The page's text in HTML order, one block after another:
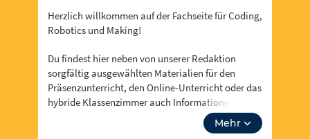
Herzlich willkommen auf der Fachseite für Coding,
Robotics und Making!
Du findest hier neben von unserer Redaktion
sorgfältig ausgewählten Materialien für den
Präsenzunterricht, den Online-Unterricht oder das
hybride Klassenzimmer auch Informationen zu
Events, Fortbidungsangeboten und zum Neusten
aus Coding, Robotics und Making. Über “unsere
Mehr